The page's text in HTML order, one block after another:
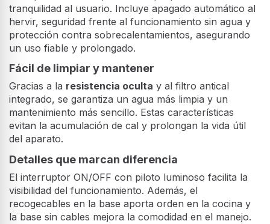
tranquilidad al usuario. Incluye apagado automático al
hervir, seguridad frente al funcionamiento sin agua y
protección contra sobrecalentamientos, asegurando
un uso fiable y prolongado.
Fácil de limpiar y mantener
Gracias a la resistencia oculta y al filtro antical
integrado, se garantiza un agua más limpia y un
mantenimiento más sencillo. Estas características
evitan la acumulación de cal y prolongan la vida útil
del aparato.
Detalles que marcan diferencia
El interruptor ON/OFF con piloto luminoso facilita la
visibilidad del funcionamiento. Además, el
recogecables en la base aporta orden en la cocina y
la base sin cables mejora la comodidad en el manejo.